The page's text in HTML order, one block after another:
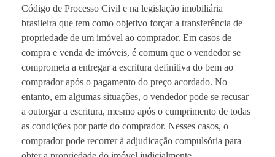
Código de Processo Civil e na legislação imobiliária
brasileira que tem como objetivo forçar a transferência de
propriedade de um imóvel ao comprador. Em casos de
compra e venda de imóveis, é comum que o vendedor se
comprometa a entregar a escritura definitiva do bem ao
comprador após o pagamento do preço acordado. No
entanto, em algumas situações, o vendedor pode se recusar
a outorgar a escritura, mesmo após o cumprimento de todas
as condições por parte do comprador. Nesses casos, o
comprador pode recorrer à adjudicação compulsória para